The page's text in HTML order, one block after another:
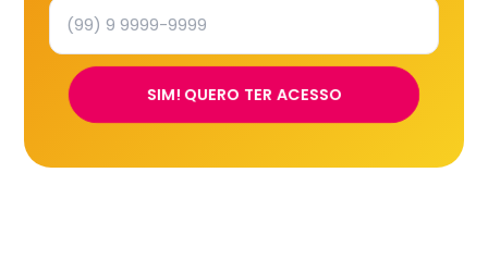
SIM! QUERO TER ACESSO